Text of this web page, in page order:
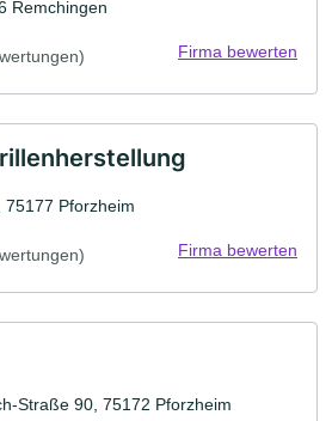
Remchingen
Firma bewerten
Pforzheim
Firma bewerten
Straße 90, 75172 Pforzheim